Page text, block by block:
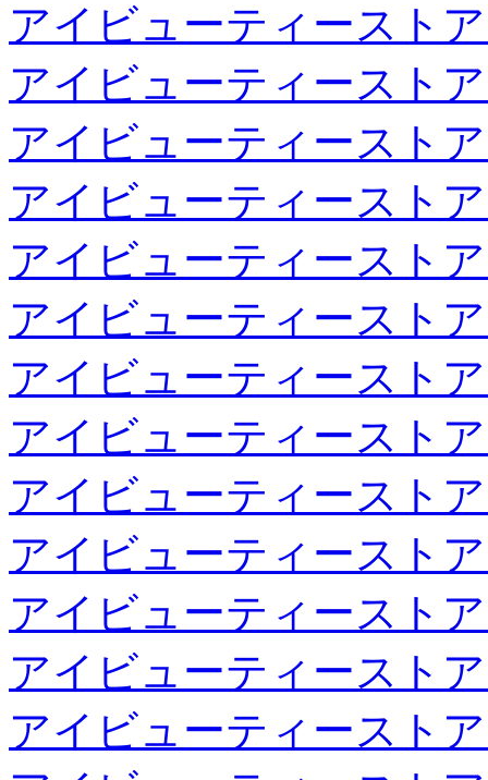
アイビューティースト
アイビューティースト
アイビューティースト
アイビューティースト
アイビューティースト
アイビューティースト
アイビューティースト
アイビューティースト
アイビューティースト
アイビューティースト
アイビューティースト
アイビューティースト
アイビューティースト